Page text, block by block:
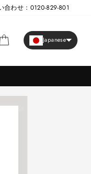
合わせ：0120-829-801
カート Japanese